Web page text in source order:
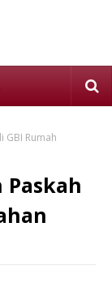
GBI Rumah